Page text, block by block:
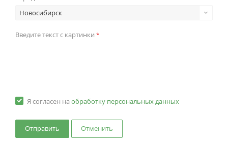
Новосибирск
Введите текст с картинки *
Я согласен на обработку персональных данных
Отменить